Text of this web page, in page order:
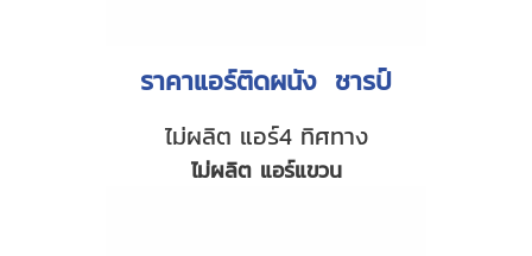
ราคาแอร์ติดผนัง ชารป์
ไม่ผลิต แอร์4 ทิศทาง
ไม่ผลิต แอร์แขวน